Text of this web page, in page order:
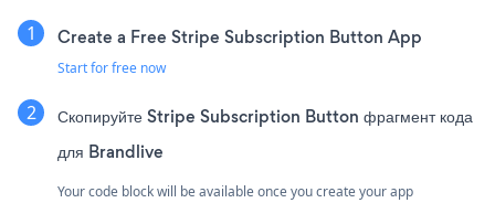
Create a Free Stripe Subscription Button App
Start for free now
Скопируйте Stripe Subscription Button фрагмент кода
для Brandlive
Your code block will be available once you create your app